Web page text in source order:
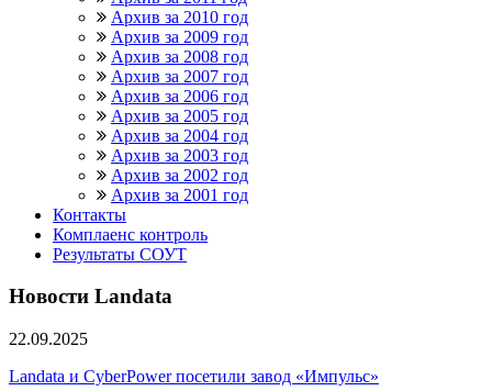
Архив за 2010 год
Архив за 2009 год
Архив за 2008 год
Архив за 2007 год
Архив за 2006 год
Архив за 2005 год
Архив за 2004 год
Архив за 2003 год
Архив за 2002 год
Архив за 2001 год
Контакты
Комплаенс контроль
Результаты СОУТ
Новости Landata
22.09.2025
Landata и CyberPower посетили завод «Импульс»